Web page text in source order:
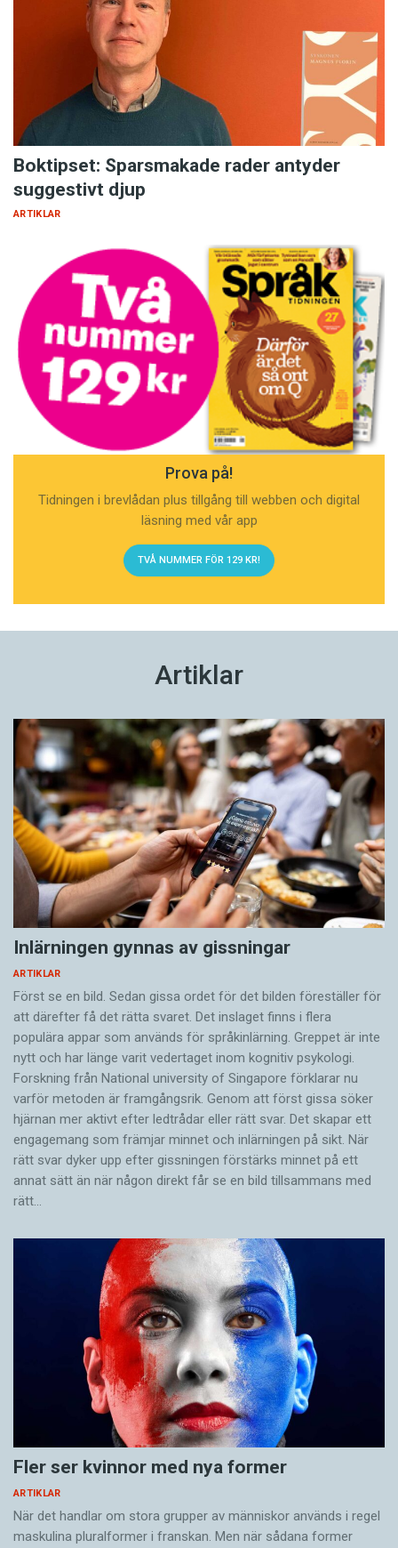
Boktipset: Sparsmakade rader antyder
suggestivt djup
ARTIKLAR
Prova på!
Tidningen i brevlådan plus tillgång till webben och digital
läsning med vår app
TVÅ NUMMER FÖR 129 KR!
Artiklar
Inlärningen gynnas av gissningar
ARTIKLAR
Först se en bild. Sedan gissa ordet för det bilden föreställer för
att därefter få det rätta svaret. Det inslaget finns i flera
populära appar som används för språkinlärning. Greppet är inte
nytt och har länge varit vedertaget inom kognitiv psykologi.
Forskning från National university of Singa­pore förklarar nu
varför metoden är framgångsrik. Genom att först gissa ­söker
hjärnan mer aktivt ­efter ledtrådar eller rätt svar. Det skapar ett
engagemang som främjar minnet och inlärningen på sikt. När
rätt svar dyker upp efter gissningen förstärks minnet på ett
annat sätt än när någon direkt får se en bild tillsammans med
rätt…
Fler ser kvinnor med nya former
ARTIKLAR
När det handlar om stora grupper av människor används i regel
maskulina pluralformer i franskan. Men när sådana ­former